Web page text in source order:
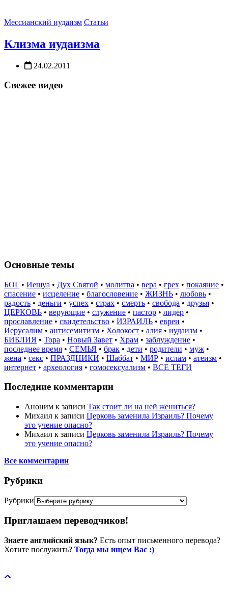
Мессианский иудаизм Статьи
Клизма иудаизма
24.02.2011
Свежее видео
Основные темы
БОГ • Иешуа • Дух Святой • молитва • вера • грех • покаяние •
спасение • исцеление • благословение • ЖИЗНЬ • любовь •
радость • деньги • успех • страх • смерть • свобода • друзья •
ЦЕРКОВЬ • верующие • служение • пастор • лидер •
прославление • свидетельство • ИЗРАИЛЬ • евреи •
Иерусалим • антисемитизм • Холокост • алия • иудаизм •
БИБЛИЯ • Тора • Новый Завет • Храм • заблуждение •
последнее время • СЕМЬЯ • брак • дети • родители • муж •
жена • секс • ПРАЗДНИКИ • Шаббат • МИР • ислам • атеизм •
интернет • археология • гомосексуализм • ВСЕ ТЕГИ
Последние комментарии
Аноним к записи Так стоит ли на ней жениться?
Михаил к записи Церковь заменила Израиль? Почему
это учение опасно?
Михаил к записи Церковь заменила Израиль? Почему
это учение опасно?
Все комментарии
Рубрики
Рубрики
Приглашаем переводчиков!
Знаете английский язык? Есть опыт письменного перевода?
Хотите послужить? Тогда мы ищем Вас :)